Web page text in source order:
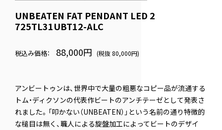
UNBEATEN FAT PENDANT LED 2
725TL31UBT12-ALC
税込み価格： 88,000円 (税抜 80,000円)
アンビートゥンは、世界中で大量の粗悪なコピー品が流通する
トム・ディクソンの代表作ビートのアンチテーゼとして発表さ
れました。「叩かない（UNBEATEN）」という名前の通り特徴的
な槌目は無く、職人による旋盤加工によってビートのデザイ